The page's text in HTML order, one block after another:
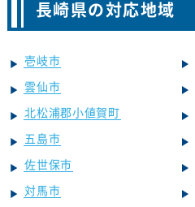
長崎県の対応地域
壱岐市
雲仙市
北松浦郡小値賀町
五島市
佐世保市
対馬市